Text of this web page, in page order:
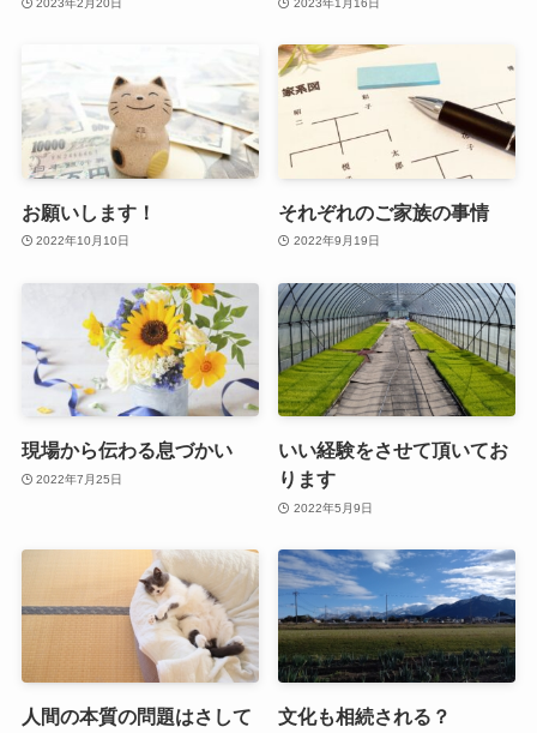
2023年2月20日 2023年1月16日
お願いします！
2022年10月10日
それぞれのご家族の事情
2022年9月19日
現場から伝わる息づかい
2022年7月25日
いい経験をさせて頂いてお
ります
2022年5月9日
人間の本質の問題はさして
文化も相続される？